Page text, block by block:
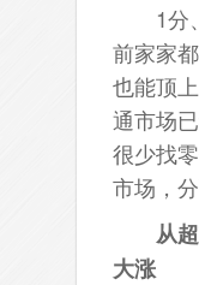
1分、
前家家
也能顶
通市场
很少找
市场，
从
大涨